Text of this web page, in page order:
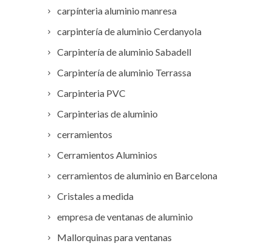
carpínteria aluminio manresa
carpintería de aluminio Cerdanyola
Carpintería de aluminio Sabadell
Carpintería de aluminio Terrassa
Carpinteria PVC
Carpinterias de aluminio
cerramientos
Cerramientos Aluminios
cerramientos de aluminio en Barcelona
Cristales a medida
empresa de ventanas de aluminio
Mallorquinas para ventanas